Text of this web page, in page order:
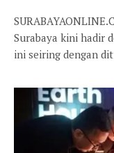
Surabaya kini hadir
ini seiring dengan